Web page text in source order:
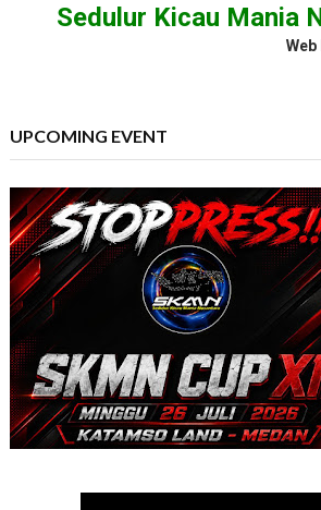
Sedulur Kicau Mania
Web
UPCOMING EVENT